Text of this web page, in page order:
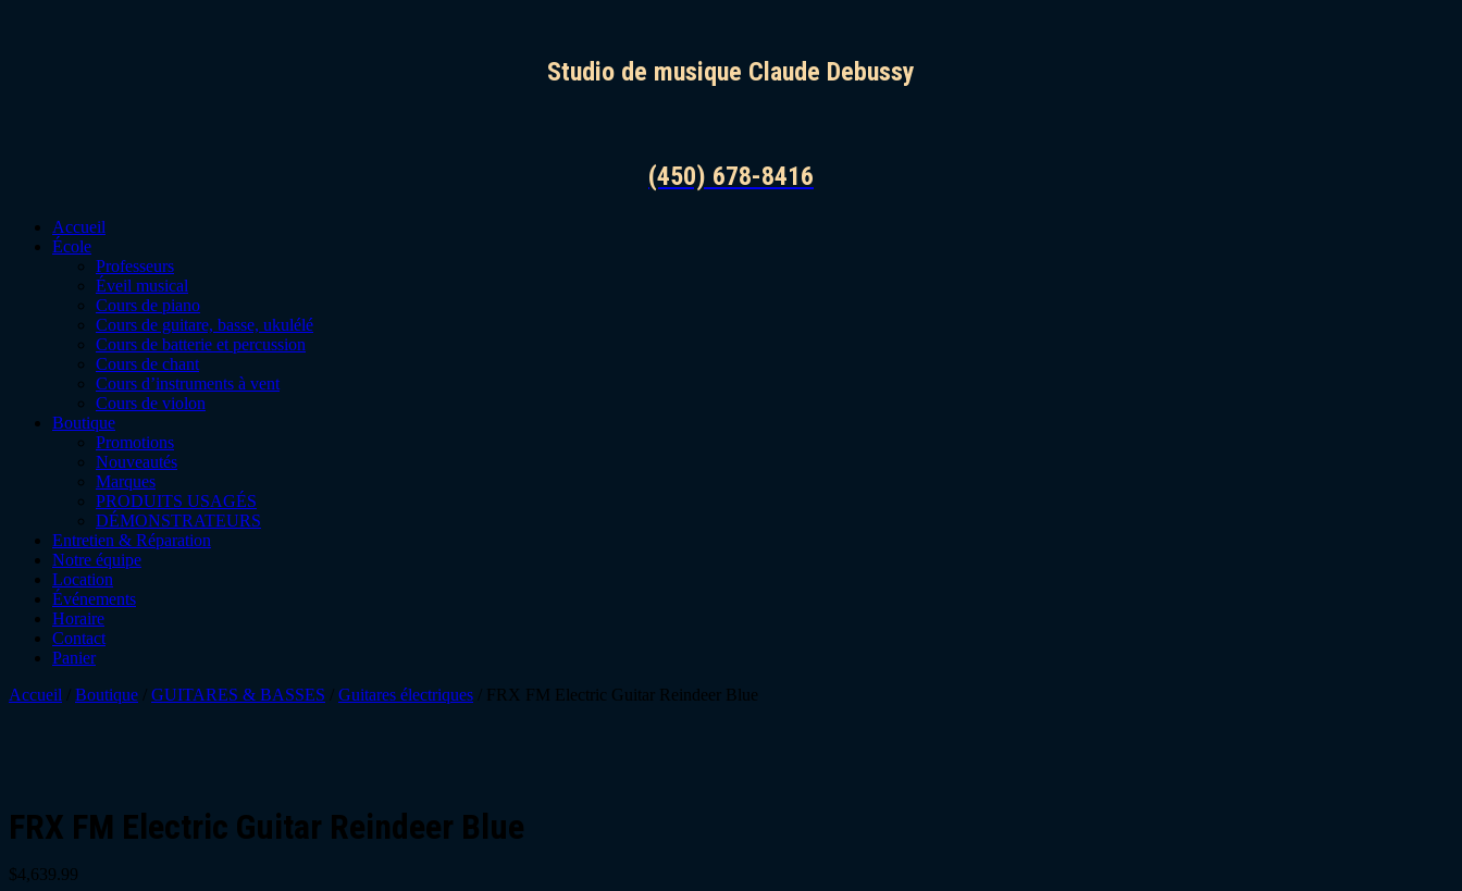
Studio de musique Claude Debussy
(450) 678-8416
Accueil
École
Professeurs
Éveil musical
Cours de piano
Cours de guitare, basse, ukulélé
Cours de batterie et percussion
Cours de chant
Cours d’instruments à vent
Cours de violon
Boutique
Promotions
Nouveautés
Marques
PRODUITS USAGÉS
DÉMONSTRATEURS
Entretien & Réparation
Notre équipe
Location
Événements
Horaire
Contact
Panier
Accueil / Boutique / GUITARES & BASSES / Guitares électriques / FRX FM Electric Guitar Reindeer Blue
FRX FM Electric Guitar Reindeer Blue
$4,639.99